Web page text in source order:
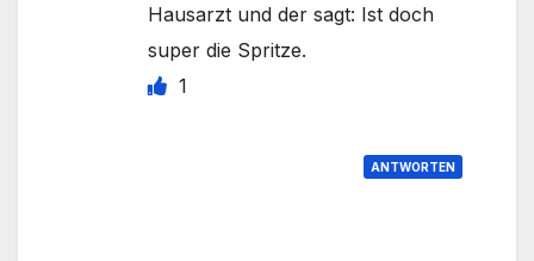
Hausarzt und der sagt: Ist doch
super die Spritze.
1
ANTWORTEN